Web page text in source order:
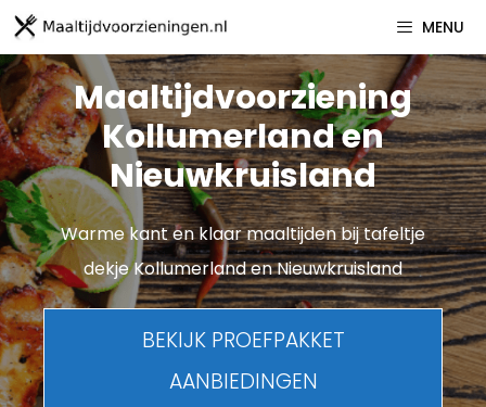
Spring
naar
inhoud
MENU
Maaltijdvoorziening
Kollumerland en
Nieuwkruisland
Warme kant en klaar maaltijden bij tafeltje
dekje Kollumerland en Nieuwkruisland
BEKIJK PROEFPAKKET
AANBIEDINGEN